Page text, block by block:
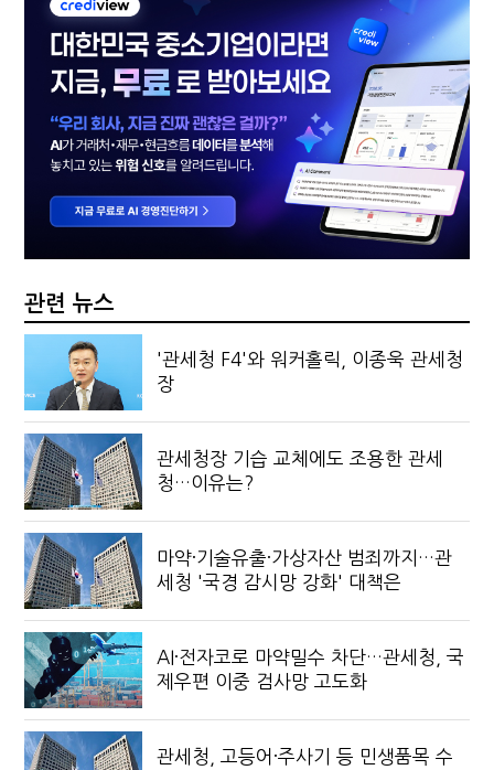
관련 뉴스
'관세청 F4'와 워커홀릭, 이종욱 관세청
장
관세청장 기습 교체에도 조용한 관세
청…이유는?
마약·기술유출·가상자산 범죄까지…관
세청 '국경 감시망 강화' 대책은
AI·전자코로 마약밀수 차단…관세청, 국
제우편 이중 검사망 고도화
관세청, 고등어·주사기 등 민생품목 수